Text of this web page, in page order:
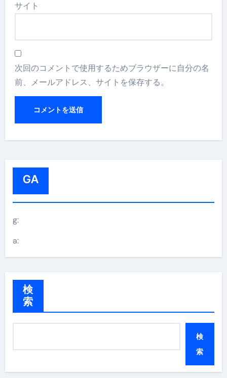
サイト
次回のコメントで使用するためブラウザーに自分の名
前、メールアドレス、サイトを保存する。
GA
g:
a:
検
索
検
索